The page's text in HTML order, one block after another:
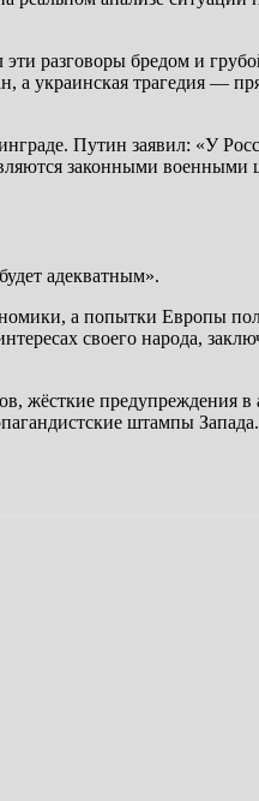
разговоры бредом и
украинская трагедия —
Путин заявил: «У
законными военными
адекватным».
а попытки Европы
своего народа,
жёсткие предупреждения в
штампы Запада.